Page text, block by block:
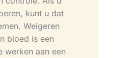
kunt u dat
Weigeren
bloed is een
werken aan een